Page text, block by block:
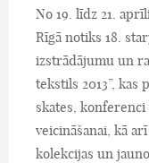
No 19. līdz 21.
Rīgā notiks 18.
izstrādājumu un
tekstils 2013”, kas
skates,
veicināšanai, kā
kolekcijas un